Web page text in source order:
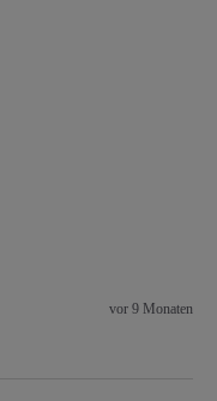
vor 9 Monaten